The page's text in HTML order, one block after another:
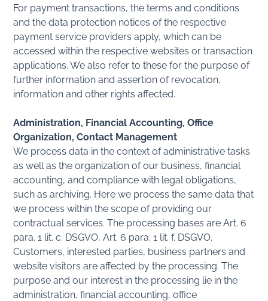
For payment transactions, the terms and conditions
and the data protection notices of the respective
payment service providers apply, which can be
accessed within the respective websites or transaction
applications. We also refer to these for the purpose of
further information and assertion of revocation,
information and other rights affected.
Administration, Financial Accounting, Office
Organization, Contact Management
We process data in the context of administrative tasks
as well as the organization of our business, financial
accounting, and compliance with legal obligations,
such as archiving. Here we process the same data that
we process within the scope of providing our
contractual services. The processing bases are Art. 6
para. 1 lit. c. DSGVO, Art. 6 para. 1 lit. f. DSGVO.
Customers, interested parties, business partners and
website visitors are affected by the processing. The
purpose and our interest in the processing lie in the
administration, financial accounting, office